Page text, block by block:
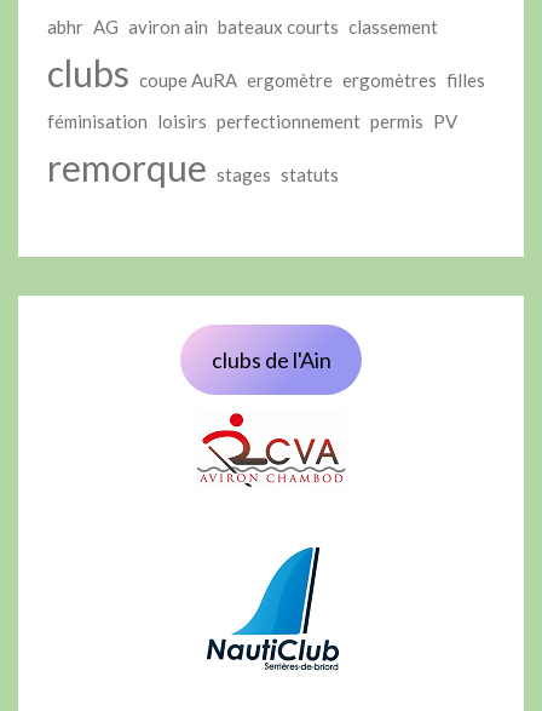
abhr AG aviron ain bateaux courts classement
clubs coupe AuRA ergomètre ergomètres filles
féminisation loisirs perfectionnement permis PV
remorque stages statuts
clubs de l'Ain